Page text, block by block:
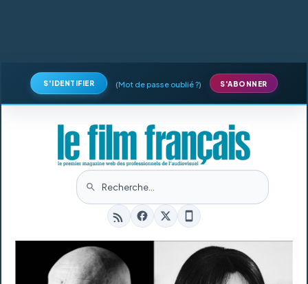
S'IDENTIFIER (Mot de passe oublié ?) S'ABONNER